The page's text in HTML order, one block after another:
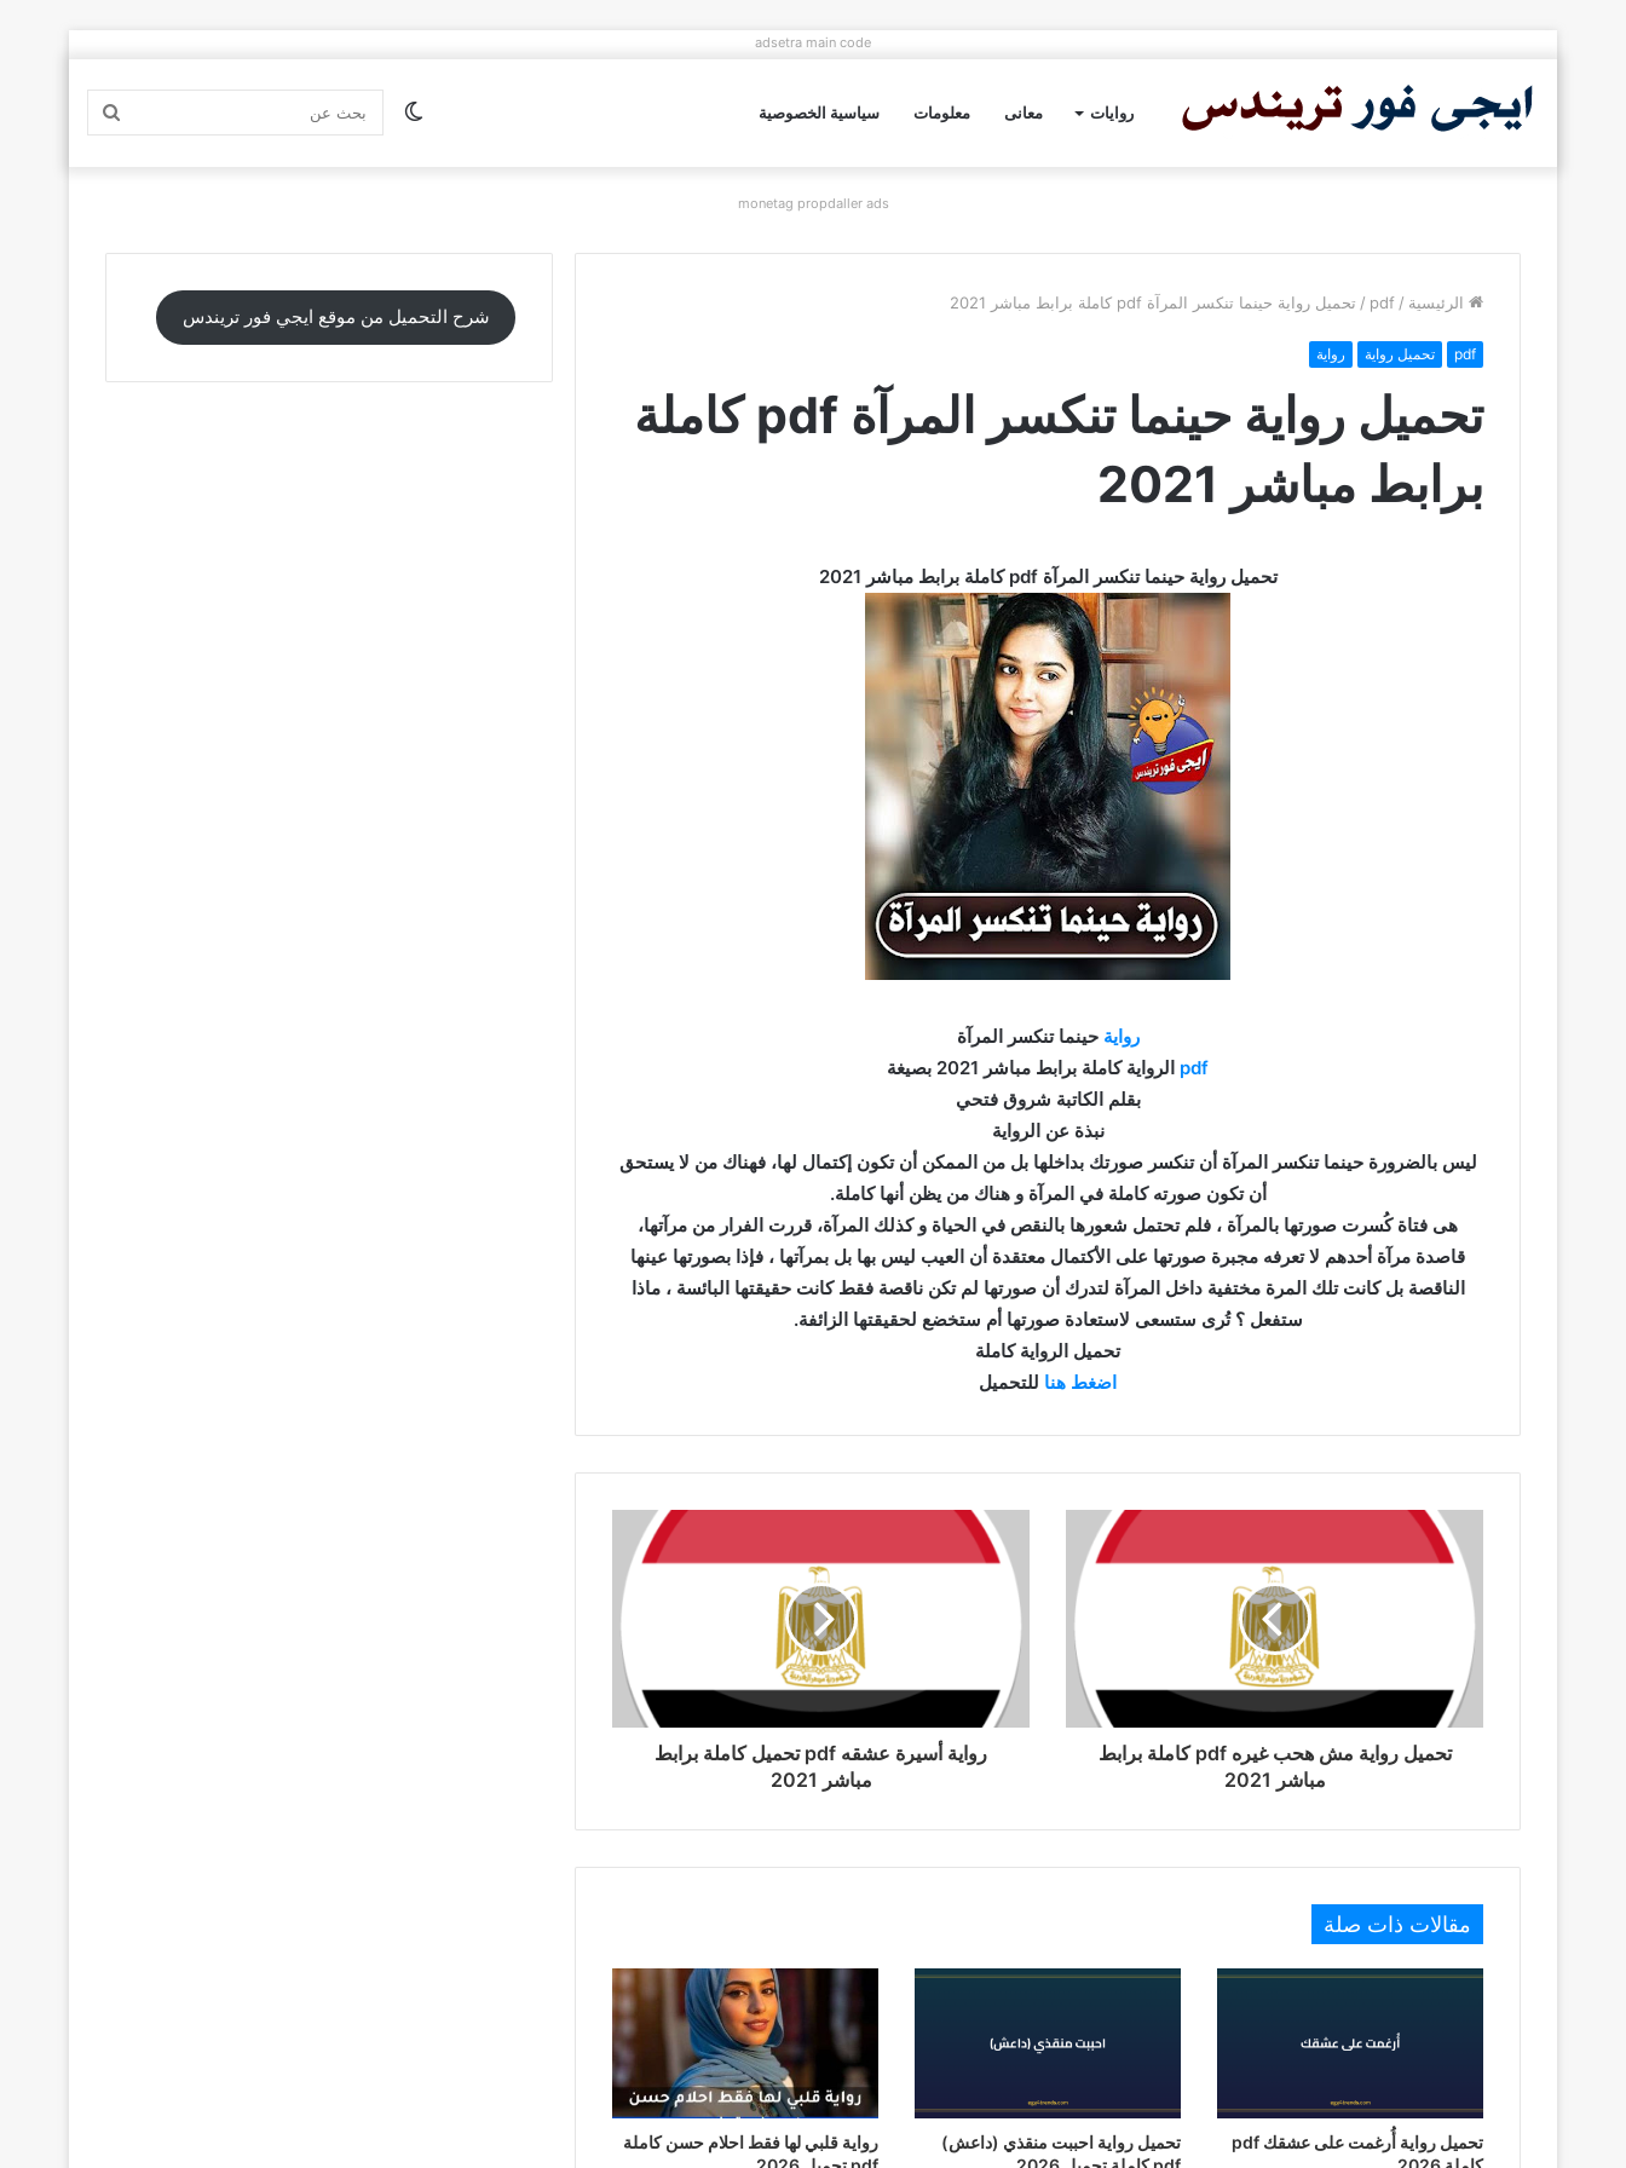
adsetra main code
روايات معانى معلومات سياسية الخصوصية بحث الوضع
monetag propdaller ads
الرئيسية /
pdf
/ تحميل رواية حينما تنكسر المرآة pdf كاملة برابط مباشر 2021
pdf تحميل رواية رواية
تحميل رواية حينما تنكسر المرآة pdf كاملة
برابط مباشر 2021
تحميل رواية حينما تنكسر المرآة pdf كاملة برابط مباشر 2021
رواية حينما تنكسر المرآة
pdf الرواية كاملة برابط مباشر 2021 بصيغة
بقلم الكاتبة شروق فتحي
نبذة عن الرواية
ليس بالضرورة حينما تنكسر المرآة أن تنكسر صورتك بداخلها بل من الممكن أن تكون إكتمال لها، فهناك من لا يستحق
أن تكون صورته كاملة في المرآة و هناك من يظن أنها كاملة.
هى فتاة كُسرت صورتها بالمرآة ، فلم تحتمل شعورها بالنقص في الحياة و كذلك المرآة، قررت الفرار من مرآتها،
قاصدة مرآة أحدهم لا تعرفه مجبرة صورتها على الأكتمال معتقدة أن العيب ليس بها بل بمرآتها ، فإذا بصورتها عينها
الناقصة بل كانت تلك المرة مختفية داخل المرآة لتدرك أن صورتها لم تكن ناقصة فقط كانت حقيقتها البائسة ، ماذا
ستفعل ؟ تُرى ستسعى لاستعادة صورتها أم ستخضع لحقيقتها الزائفة.
تحميل الرواية كاملة
اضغط هنا للتحميل
تحميل رواية مش هحب غيره pdf كاملة برابط
مباشر 2021
رواية أسيرة عشقه pdf تحميل كاملة برابط
مباشر 2021
مقالات ذات صلة
تحميل رواية أُرغمت على عشقك pdf
تحميل رواية احببت منقذي (داعش)
رواية قلبي لها فقط احلام حسن كاملة
شرح التحميل من موقع ايجي فور تريندس